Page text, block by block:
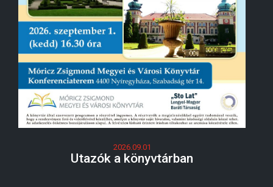
2026.09.01
Utazók a könyvtárban